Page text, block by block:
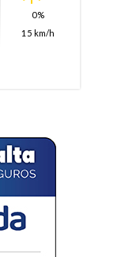
0%
15 km/h